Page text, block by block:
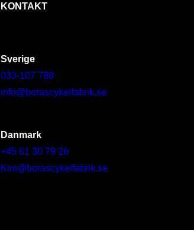
KONTAKT
Sverige
033-107 788
info@borascykelfabrik.se
Danmark
+45 61 30 79 26
Kim@borascykelfabrik.se